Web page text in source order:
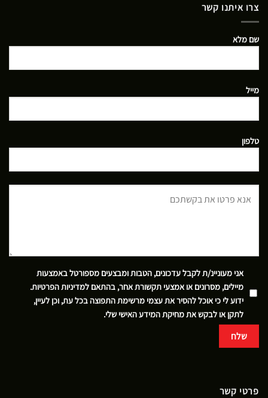
צרו איתנו קשר
שם מלא
מייל
טלפון
אני מעוניינ/ת לקבל עדכונים, הטבות ומבצעים מספורטל באמצעות
מיילים, מסרונים או אמצעי תקשורת אחר, בהתאם למדיניות הפרטיות.
ידוע לי כי אוכל להסיר את עצמי מרשימת התפוצה בכל עת, וכן לעיין,
לתקן או לבקש את מחיקת המידע האישי שלי.
פרטי קשר